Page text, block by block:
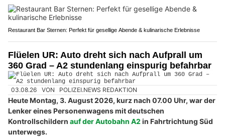
Restaurant Bar Sternen: Perfekt für gesellige Abende & kulinarische Erlebnisse
Flüelen UR: Auto dreht sich nach Aufprall um
360 Grad – A2 stundenlang einspurig befahrbar
03.08.26 VON POLIZEI.NEWS REDAKTION
Heute Montag, 3. August 2026, kurz nach 07.00 Uhr, war der
Lenker eines Personenwagens mit deutschen
Kontrollschildern auf der Autobahn A2 in Fahrtrichtung Süd
unterwegs.